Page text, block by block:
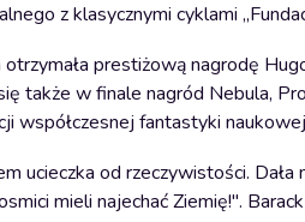
z klasycznymi cyklami
prestiżową nagrodę
także w finale nagród Nebula,
współczesnej fantastyki
ucieczka od rzeczywistości.
mieli najechać Ziemię!".